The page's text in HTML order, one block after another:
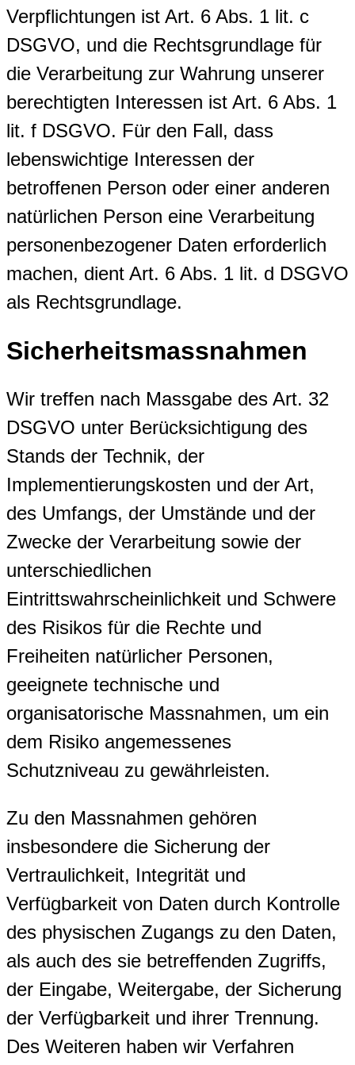
Verpflichtungen ist Art. 6 Abs. 1 lit. c
DSGVO, und die Rechtsgrundlage für
die Verarbeitung zur Wahrung unserer
berechtigten Interessen ist Art. 6 Abs. 1
lit. f DSGVO. Für den Fall, dass
lebenswichtige Interessen der
betroffenen Person oder einer anderen
natürlichen Person eine Verarbeitung
personenbezogener Daten erforderlich
machen, dient Art. 6 Abs. 1 lit. d DSGVO
als Rechtsgrundlage.
Sicherheitsmassnahmen
Wir treffen nach Massgabe des Art. 32
DSGVO unter Berücksichtigung des
Stands der Technik, der
Implementierungskosten und der Art,
des Umfangs, der Umstände und der
Zwecke der Verarbeitung sowie der
unterschiedlichen
Eintrittswahrscheinlichkeit und Schwere
des Risikos für die Rechte und
Freiheiten natürlicher Personen,
geeignete technische und
organisatorische Massnahmen, um ein
dem Risiko angemessenes
Schutzniveau zu gewährleisten.
Zu den Massnahmen gehören
insbesondere die Sicherung der
Vertraulichkeit, Integrität und
Verfügbarkeit von Daten durch Kontrolle
des physischen Zugangs zu den Daten,
als auch des sie betreffenden Zugriffs,
der Eingabe, Weitergabe, der Sicherung
der Verfügbarkeit und ihrer Trennung.
Des Weiteren haben wir Verfahren